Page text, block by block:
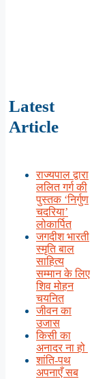
Latest
Article
राज्यपाल द्वारा
ललित गर्ग की
पुस्तक ‘निर्गुण
चदरिया’
लोकार्पित
जगदीश भारती
स्मृति बाल
साहित्य
सम्मान के लिए
शिव मोहन
चयनित
जीवन का
उजास
किसी का
अनादर ना हो
शांति-पथ
अपनाएँ सब